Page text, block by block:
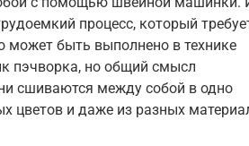
процесс, который
может быть выполнено в технике
пэчворка, но общий смысл
сшиваются между собой в одно
цветов и даже из разных